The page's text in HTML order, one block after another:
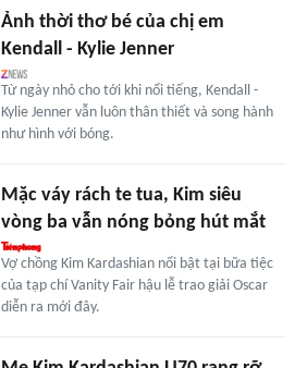
Ảnh thời thơ bé của chị em
Kendall - Kylie Jenner
Từ ngày nhỏ cho tới khi nổi tiếng, Kendall -
Kylie Jenner vẫn luôn thân thiết và song hành
như hình với bóng.
Mặc váy rách te tua, Kim siêu
vòng ba vẫn nóng bỏng hút mắt
Vợ chồng Kim Kardashian nổi bật tại bữa tiệc
của tạp chí Vanity Fair hậu lễ trao giải Oscar
diễn ra mới đây.